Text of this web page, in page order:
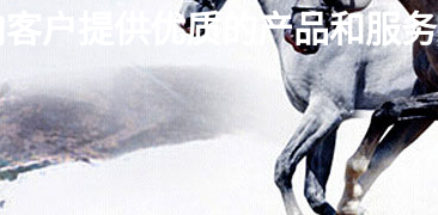
户提供优质的产品和服务